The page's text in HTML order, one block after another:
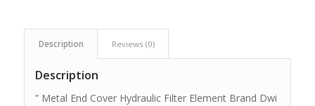
Description Reviews (0)
Description
” Metal End Cover Hydraulic Filter Element Brand Dwi